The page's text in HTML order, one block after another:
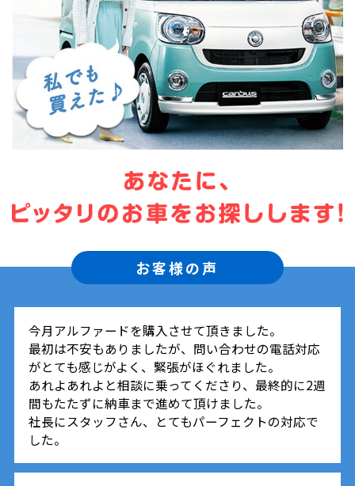
お客様の声
今月アルファードを購入させて頂きました。
最初は不安もありましたが、問い合わせの電話対応
がとても感じがよく、緊張がほぐれました。
あれよあれよと相談に乗ってくださり、最終的に2週
間もたたずに納車まで進めて頂けました。
社長にスタッフさん、とてもパーフェクトの対応で
した。